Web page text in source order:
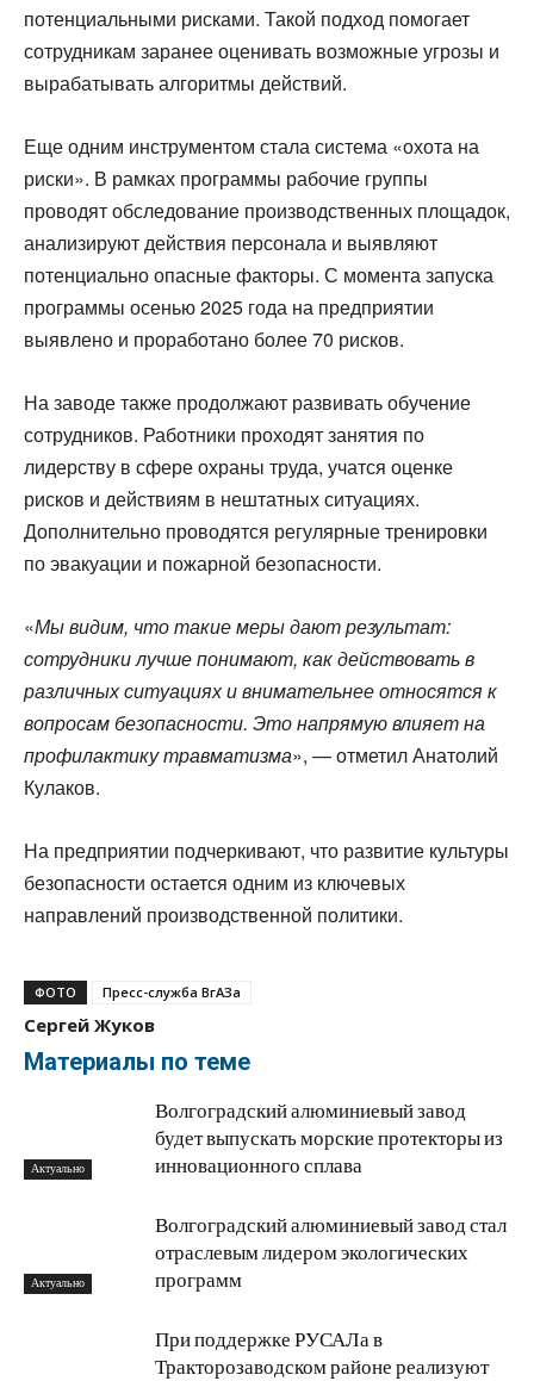
потенциальными рисками. Такой подход помогает
сотрудникам заранее оценивать возможные угрозы и
вырабатывать алгоритмы действий.
Еще одним инструментом стала система «охота на
риски». В рамках программы рабочие группы
проводят обследование производственных площадок,
анализируют действия персонала и выявляют
потенциально опасные факторы. С момента запуска
программы осенью 2025 года на предприятии
выявлено и проработано более 70 рисков.
На заводе также продолжают развивать обучение
сотрудников. Работники проходят занятия по
лидерству в сфере охраны труда, учатся оценке
рисков и действиям в нештатных ситуациях.
Дополнительно проводятся регулярные тренировки
по эвакуации и пожарной безопасности.
«Мы видим, что такие меры дают результат:
сотрудники лучше понимают, как действовать в
различных ситуациях и внимательнее относятся к
вопросам безопасности. Это напрямую влияет на
профилактику травматизма», — отметил Анатолий
Кулаков.
На предприятии подчеркивают, что развитие культуры
безопасности остается одним из ключевых
направлений производственной политики.
ФОТО Пресс-служба ВгАЗа
Сергей Жуков
Материалы по теме
Актуально
Волгоградский алюминиевый завод
будет выпускать морские протекторы из
инновационного сплава
Актуально
Волгоградский алюминиевый завод стал
отраслевым лидером экологических
программ
При поддержке РУСАЛа в
Тракторозаводском районе реализуют